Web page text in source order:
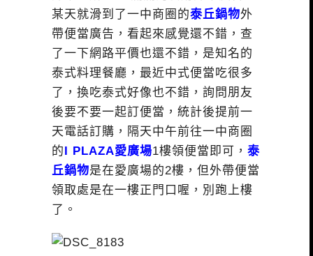
某天就滑到了一中商圈的泰丘鍋物外
帶便當廣告，看起來感覺還不錯，查
了一下網路平價也還不錯，是知名的
泰式料理餐廳，最近中式便當吃很多
了，換吃泰式好像也不錯，詢問朋友
後要不要一起訂便當，統計後提前一
天電話訂購，隔天中午前往一中商圈
的I PLAZA愛廣場1樓領便當即可， 泰
丘鍋物是在愛廣場的2樓，但外帶便當
領取處是在一樓正門口喔，別跑上樓
了。